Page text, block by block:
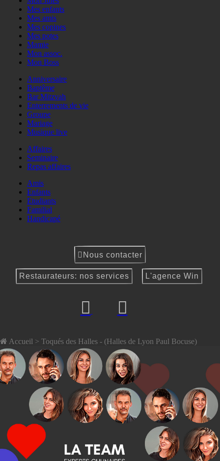
Mes enfants
Mes amis
Mes copines
Mes potes
Mamie
Mon assoc.
Mon Boss
Anniversaire
Baptême
Bar Mitzvah
Enterrements de vie
Groupe
Mariage
Musique live
Affaires
Seminaire
Repas affaires
Amis
Enfants
Etudiants
Familial
Handicapé
Nous contacter
Restaurateurs: nos services L'agence Win
Accueil > Toqués des Halles - (Halles de Lyon Paul Bocuse)